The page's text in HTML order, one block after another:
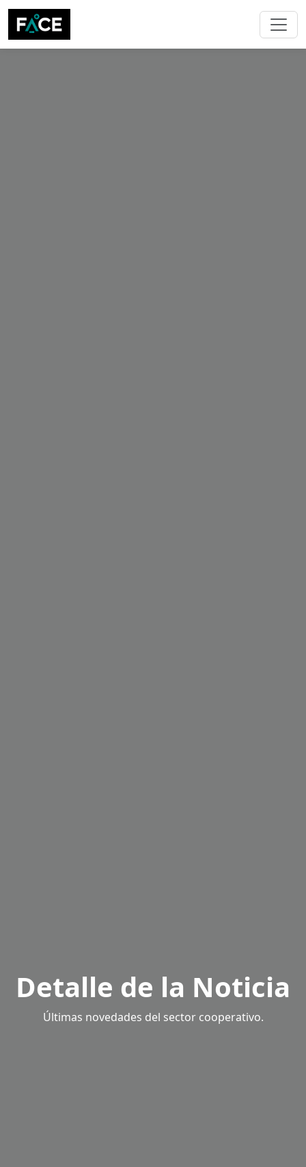
Detalle de la Noticia
Últimas novedades del sector cooperativo.